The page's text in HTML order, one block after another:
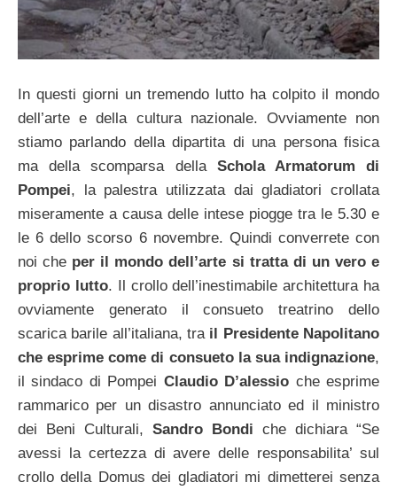
In questi giorni un tremendo lutto ha colpito il mondo
dell’arte e della cultura nazionale. Ovviamente non
stiamo parlando della dipartita di una persona fisica
ma della scomparsa della Schola Armatorum di
Pompei, la palestra utilizzata dai gladiatori crollata
miseramente a causa delle intese piogge tra le 5.30 e
le 6 dello scorso 6 novembre. Quindi converrete con
noi che per il mondo dell’arte si tratta di un vero e
proprio lutto. Il crollo dell’inestimabile architettura ha
ovviamente generato il consueto treatrino dello
scarica barile all’italiana, tra il Presidente Napolitano
che esprime come di consueto la sua indignazione,
il sindaco di Pompei Claudio D’alessio che esprime
rammarico per un disastro annunciato ed il ministro
dei Beni Culturali, Sandro Bondi che dichiara “Se
avessi la certezza di avere delle responsabilita’ sul
crollo della Domus dei gladiatori mi dimetterei senza